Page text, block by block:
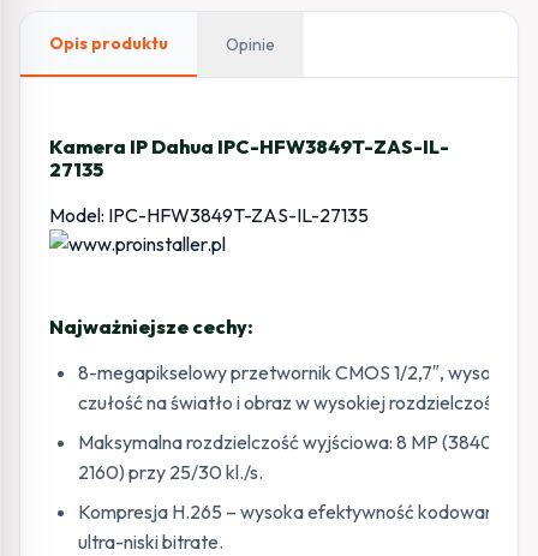
Opis produktu Opinie
Kamera IP Dahua IPC-HFW3849T-ZAS-IL-
27135
Model: IPC-HFW3849T-ZAS-IL-27135
Najważniejsze cechy:
8-megapikselowy przetwornik CMOS 1/2,7″, wysoka
czułość na światło i obraz w wysokiej rozdzielczości.
Maksymalna rozdzielczość wyjściowa: 8 MP (3840 ×
2160) przy 25/30 kl./s.
Kompresja H.265 – wysoka efektywność kodowania i
ultra-niski bitrate.